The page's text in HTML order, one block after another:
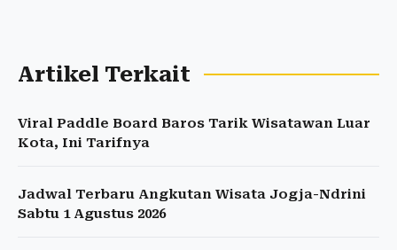
Artikel Terkait
Viral Paddle Board Baros Tarik Wisatawan Luar
Kota, Ini Tarifnya
Jadwal Terbaru Angkutan Wisata Jogja-Ndrini
Sabtu 1 Agustus 2026